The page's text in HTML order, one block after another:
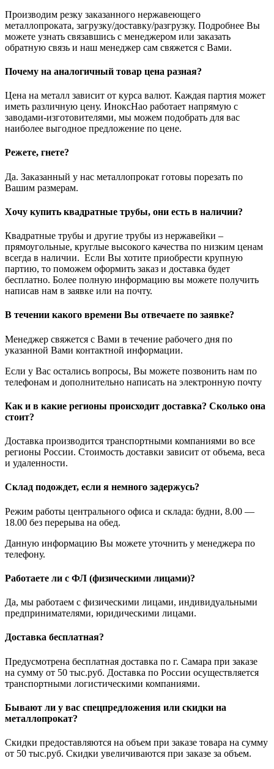
Производим резку заказанного нержавеющего
металлопроката, загрузку/доставку/разгрузку. Подробнее Вы
можете узнать связавшись с менеджером или заказать
обратную связь и наш менеджер сам свяжется с Вами.
Почему на аналогичный товар цена разная?
Цена на металл зависит от курса валют. Каждая партия может
иметь различную цену. ИноксНао работает напрямую с
заводами-изготовителями, мы можем подобрать для вас
наиболее выгодное предложение по цене.
Режете, гнете?
Да. Заказанный у нас металлопрокат готовы порезать по
Вашим размерам.
Хочу купить квадратные трубы, они есть в наличии?
Квадратные трубы и другие трубы из нержавейки –
прямоугольные, круглые высокого качества по низким ценам
всегда в наличии. Если Вы хотите приобрести крупную
партию, то поможем оформить заказ и доставка будет
бесплатно. Более полную информацию вы можете получить
написав нам в заявке или на почту.
В течении какого времени Вы отвечаете по заявке?
Менеджер свяжется с Вами в течение рабочего дня по
указанной Вами контактной информации.
Если у Вас остались вопросы, Вы можете позвонить нам по
телефонам и дополнительно написать на электронную почту
Как и в какие регионы происходит доставка? Сколько она
стоит?
Доставка производится транспортными компаниями во все
регионы России. Стоимость доставки зависит от объема, веса
и удаленности.
Склад подождет, если я немного задержусь?
Режим работы центрального офиса и склада: будни, 8.00 —
18.00 без перерыва на обед.
Данную информацию Вы можете уточнить у менеджера по
телефону.
Работаете ли с ФЛ (физическими лицами)?
Да, мы работаем с физическими лицами, индивидуальными
предпринимателями, юридическими лицами.
Доставка бесплатная?
Предусмотрена бесплатная доставка по г. Самара при заказе
на сумму от 50 тыс.руб. Доставка по России осуществляется
транспортными логистическими компаниями.
Бывают ли у вас спецпредложения или скидки на
металлопрокат?
Скидки предоставляются на объем при заказе товара на сумму
от 50 тыс.руб. Скидки увеличиваются при заказе за объем.